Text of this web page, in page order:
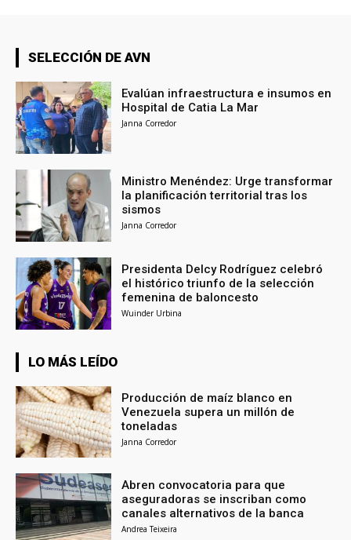
SELECCIÓN DE AVN
Evalúan infraestructura e insumos en
Hospital de Catia La Mar
Janna Corredor
Ministro Menéndez: Urge transformar
la planificación territorial tras los
sismos
Janna Corredor
Presidenta Delcy Rodríguez celebró
el histórico triunfo de la selección
femenina de baloncesto
Wuinder Urbina
LO MÁS LEÍDO
Producción de maíz blanco en
Venezuela supera un millón de
toneladas
Janna Corredor
Abren convocatoria para que
aseguradoras se inscriban como
canales alternativos de la banca
Andrea Teixeira